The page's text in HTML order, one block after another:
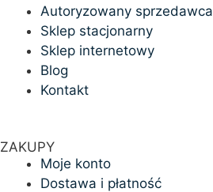
Autoryzowany sprzedawca
Sklep stacjonarny
Sklep internetowy
Blog
Kontakt
ZAKUPY
Moje konto
Dostawa i płatność